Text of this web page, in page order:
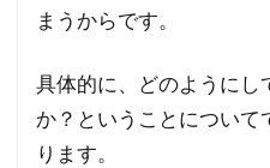
まうからです。
具体的に、どのようにし
か？ということについ
ります。